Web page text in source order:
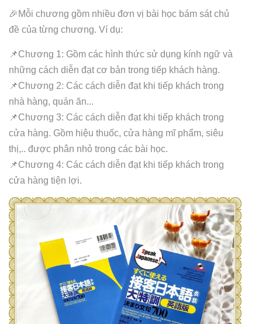
🎉Mỗi chương gồm nhiều đơn vị bài học bám sát chủ
đề của từng chương. Ví dụ:
📌Chương 1: Gồm các hình thức sử dụng kính ngữ và
những cách diễn đạt cơ bản trong tiếp khách hàng.
📌Chương 2: Các cách diễn đạt khi tiếp khách trong
nhà hàng, quán ăn...
📌Chương 3: Các cách diễn đạt khi tiếp khách trong
cửa hàng. Gồm hiệu thuốc, cửa hàng mĩ phẩm, siêu
thị,.. được phân nhỏ trong các bài học.
📌Chương 4: Các cách diễn đạt khi tiếp khách trong
cửa hàng tiện lợi.